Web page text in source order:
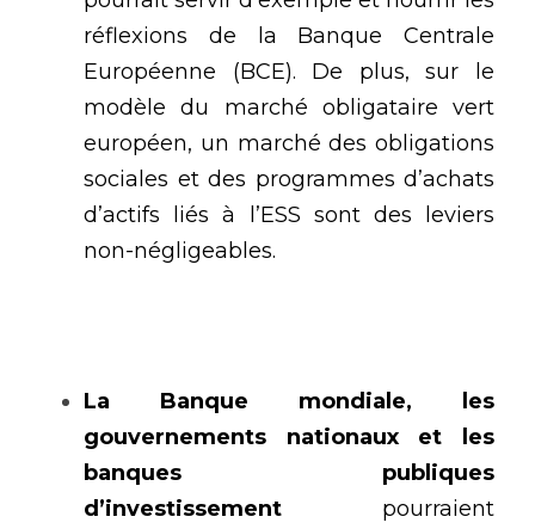
réflexions de la Banque Centrale
Européenne (BCE). De plus, sur le
modèle du marché obligataire vert
européen, un marché des obligations
sociales et des programmes d’achats
d’actifs liés à l’ESS sont des leviers
non-négligeables.
La Banque mondiale, les
gouvernements nationaux et les
banques publiques
d’investissement pourraient